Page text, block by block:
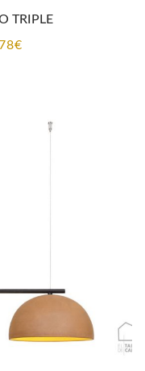
TRIPLE
€Rango
600,16€